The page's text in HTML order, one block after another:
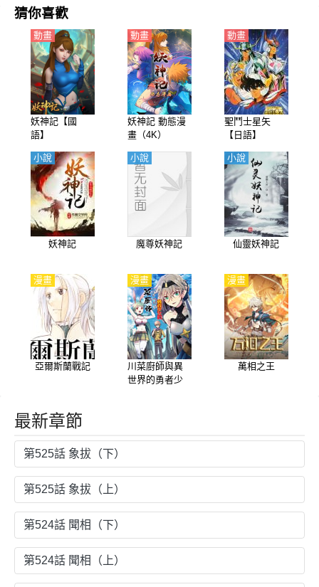
猜你喜歡
妖神記【國
語】
動畫
妖神記 動態漫
畫（4K）
動畫
聖鬥士星矢
【日語】
動畫
妖神記
小說
魔尊妖神記
小說
仙靈妖神記
小說
亞爾斯蘭戰記
漫畫
川菜廚師與異
世界的勇者少
漫畫
萬相之王
漫畫
最新章節
第525話 象拔（下）
第525話 象拔（上）
第524話 聞相（下）
第524話 聞相（上）